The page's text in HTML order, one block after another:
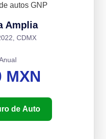
autos GNP
Amplia
CDMX
MXN
de Auto